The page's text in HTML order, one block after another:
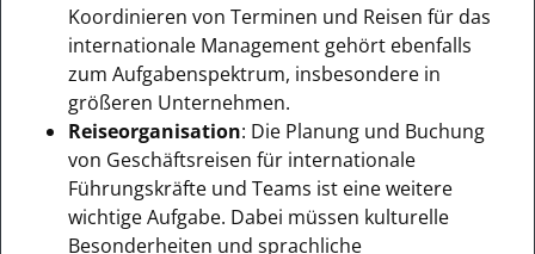
Koordinieren von Terminen und Reisen für das
internationale Management gehört ebenfalls
zum Aufgabenspektrum, insbesondere in
größeren Unternehmen.
Reiseorganisation: Die Planung und Buchung
von Geschäftsreisen für internationale
Führungskräfte und Teams ist eine weitere
wichtige Aufgabe. Dabei müssen kulturelle
Besonderheiten und sprachliche